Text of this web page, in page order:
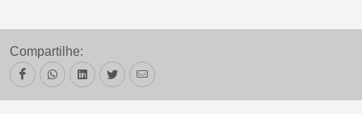
Compartilhe: